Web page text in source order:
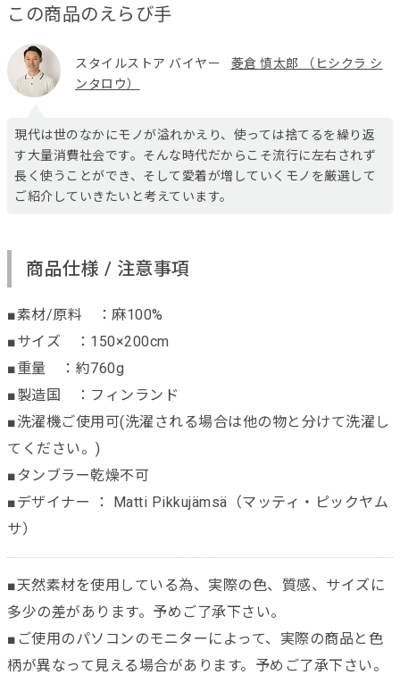
この商品のえらび手
スタイルストア バイヤー
菱倉 慎太郎 （ヒシクラ シ
ンタロウ）
現代は世のなかにモノが溢れかえり、使っては捨てるを繰り返
す大量消費社会です。そんな時代だからこそ流行に左右されず
長く使うことができ、そして愛着が増していくモノを厳選して
ご紹介していきたいと考えています。
商品仕様 / 注意事項
■素材/原料 ：麻100%
■サイズ ：150×200cm
■重量 ：約760g
■製造国 ：フィンランド
■洗濯機ご使用可(洗濯される場合は他の物と分けて洗濯し
てください。)
■タンブラー乾燥不可
■デザイナー ： Matti Pikkujämsä（マッティ・ピックヤム
サ）
■天然素材を使用している為、実際の色、質感、サイズに
多少の差があります。予めご了承下さい。
■ご使用のパソコンのモニターによって、実際の商品と色
柄が異なって見える場合があります。予めご了承下さい。